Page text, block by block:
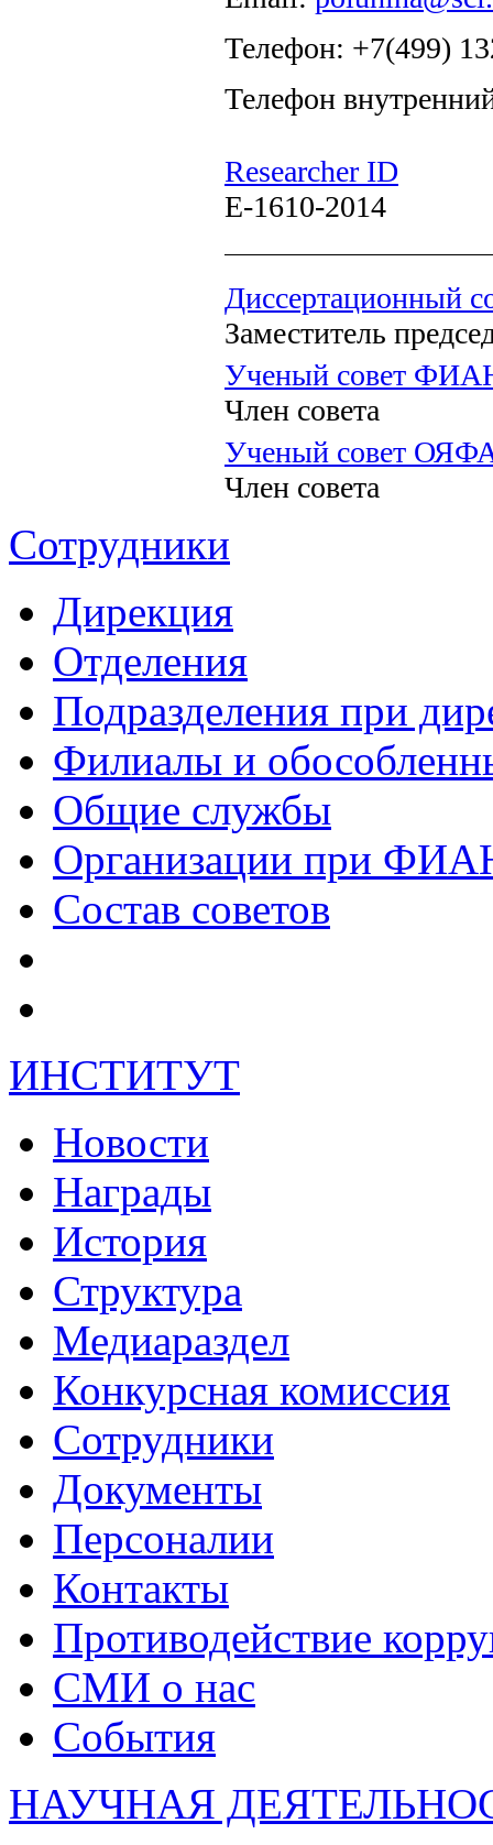
Телефон: +7(499)
Телефон
Researcher ID
E-1610-2014
Диссертационный
Заместитель
Ученый совет
Член совета
Ученый совет
Член совета
Сотрудники
Дирекция
Отделения
Подразделения при
Филиалы и
Общие службы
Организации при
Состав советов
ИНСТИТУТ
Новости
Награды
История
Структура
Медиараздел
Конкурсная комиссия
Сотрудники
Документы
Персоналии
Контакты
Противодействие
СМИ о нас
События
НАУЧНАЯ